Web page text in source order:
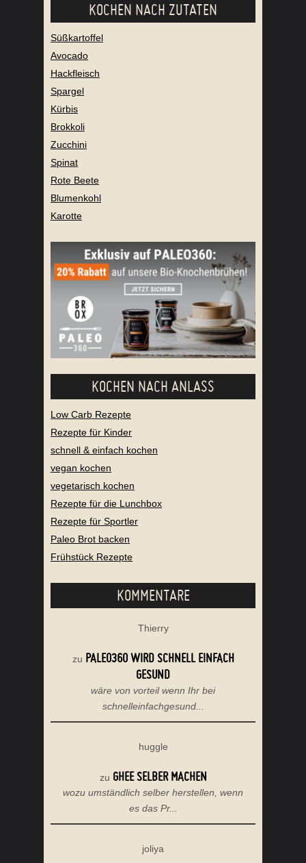
KOCHEN NACH ZUTATEN
Süßkartoffel
Avocado
Hackfleisch
Spargel
Kürbis
Brokkoli
Zucchini
Spinat
Rote Beete
Blumenkohl
Karotte
KOCHEN NACH ANLASS
Low Carb Rezepte
Rezepte für Kinder
schnell & einfach kochen
vegan kochen
vegetarisch kochen
Rezepte für die Lunchbox
Rezepte für Sportler
Paleo Brot backen
Frühstück Rezepte
KOMMENTARE
Thierry
zu PALEO360 WIRD SCHNELL EINFACH
GESUND
wäre von vorteil wenn Ihr bei
schnelleinfachgesund...
huggle
zu GHEE SELBER MACHEN
wozu umständlich selber herstellen, wenn
es das Pr...
joliya